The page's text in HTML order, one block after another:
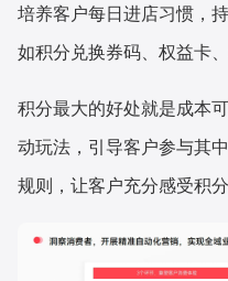
培养客户每日进店习惯，
如积分兑换券码、权益卡
积分最大的好处就是成本
动玩法，引导客户参与其
规则，让客户充分感受积